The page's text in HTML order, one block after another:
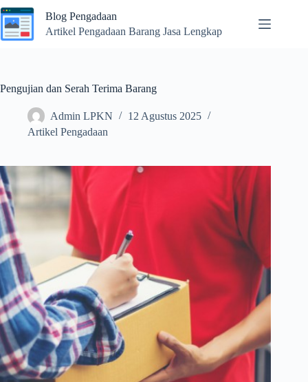
Skip
to
content
Blog Pengadaan
Artikel Pengadaan Barang Jasa Lengkap
Pengujian dan Serah Terima Barang
Admin LPKN
12 Agustus 2025
Artikel Pengadaan